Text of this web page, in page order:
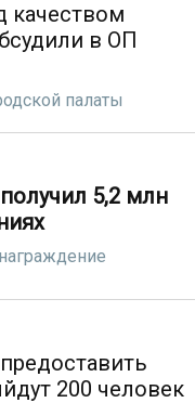
качеством
в ОП
палаты
5,2 млн
200 человек